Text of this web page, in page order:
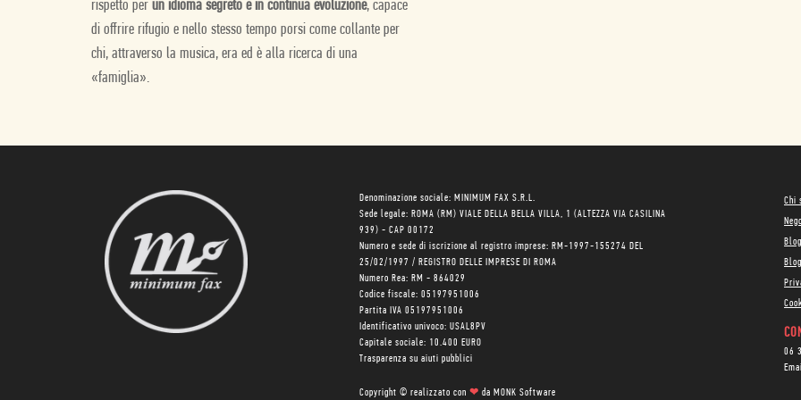
rispetto per un idioma segreto e in continua evoluzione, capace
di offrire rifugio e nello stesso tempo porsi come collante per
chi, attraverso la musica, era ed è alla ricerca di una
«famiglia».
Denominazione sociale: MINIMUM FAX S.R.L.
Sede legale: ROMA (RM) VIALE DELLA BELLA VILLA, 1 (ALTEZZA VIA CASILINA
939) - CAP 00172
Numero e sede di iscrizione al registro imprese: RM-1997-155274 DEL
25/02/1997 / REGISTRO DELLE IMPRESE DI ROMA
Numero Rea: RM - 864029
Codice fiscale: 05197951006
Partita IVA 05197951006
Identificativo univoco: USAL8PV
Capitale sociale: 10.400 EURO
Trasparenza su aiuti pubblici
Copyright © realizzato con ❤ da MONK Software
Chi
06